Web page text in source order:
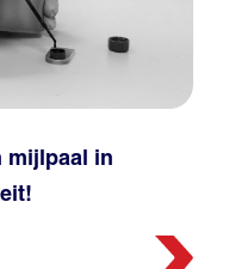
mijlpaal in